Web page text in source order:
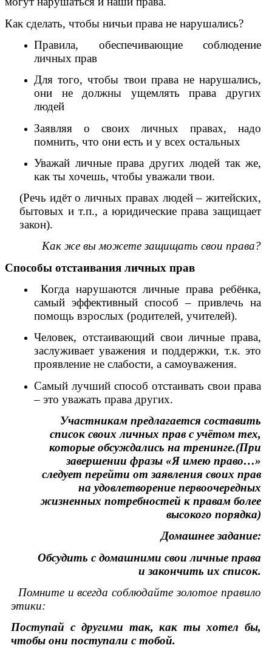
Как сделать, чтобы ничьи права не нарушались?
Правила, обеспечивающие соблюдение
личных прав
Для того, чтобы твои права не нарушались,
они не должны ущемлять права других
людей
Заявляя о своих личных правах, надо
помнить, что они есть и у всех остальных
Уважай личные права других людей так же,
как ты хочешь, чтобы уважали твои.
(Речь идёт о личных правах людей – житейских,
бытовых и т.п., а юридические права защищает
закон).
Как же вы можете защищать свои права?
Способы отстаивания личных прав
Когда нарушаются личные права ребёнка,
самый эффективный способ – привлечь на
помощь взрослых (родителей, учителей).
Человек, отстаивающий свои личные права,
заслуживает уважения и поддержки, т.к. это
проявление не слабости, а самоуважения.
Самый лучший способ отстаивать свои права
– это уважать права других.
Участникам предлагается составить
список своих личных прав с учётом тех,
которые обсуждались на тренинге.(При
завершении фразы «Я имею право…»
следует перейти от заявления своих прав
на удовлетворение первоочередных
жизненных потребностей к правам более
высокого порядка)
Домашнее задание:
Обсудить с домашними свои личные права
и закончить их список.
Помните и всегда соблюдайте золотое правило
этики:
Поступай с другими так, как ты хотел бы,
чтобы они поступали с тобой.